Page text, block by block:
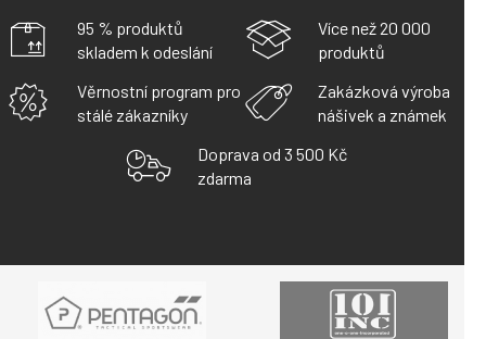
95 % produktů
skladem k odeslání
Více než 20 000
produktů
Věrnostní program pro
stálé zákazníky
Zakázková výroba
nášivek a známek
Doprava od 3 500 Kč
zdarma